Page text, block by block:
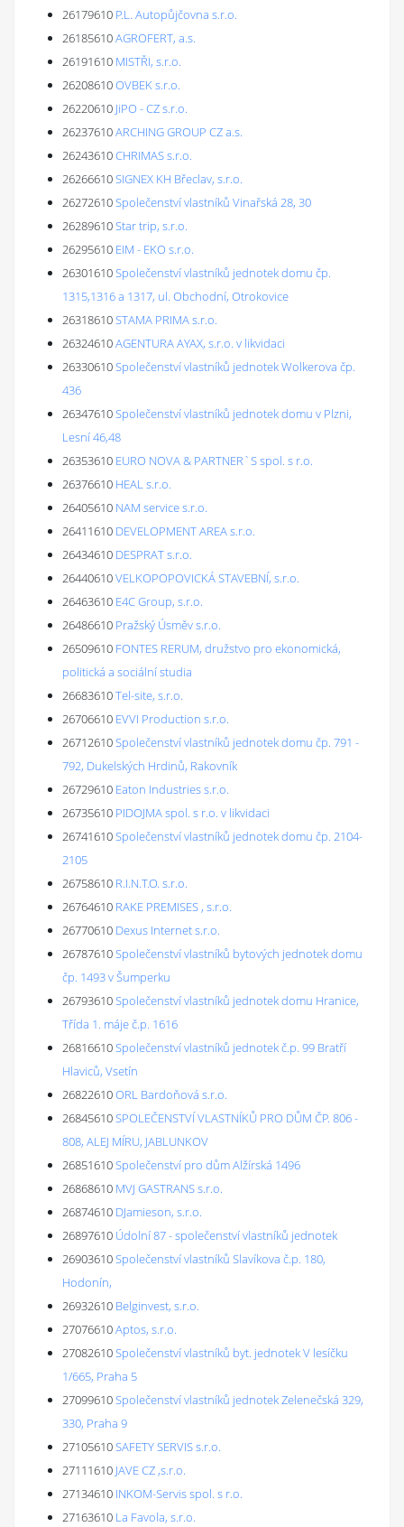
26179610 P.L. Autopůjčovna s.r.o.
26185610AGROFERT, a.s.
26191610 MISTŘI, s.r.o.
26208610OVBEK s.r.o.
26220610 JiPO - CZ s.r.o.
26237610ARCHING GROUP CZ a.s.
26243610CHRIMAS s.r.o.
26266610SIGNEX KH Břeclav, s.r.o.
26272610Společenství vlastníků Vinařská 28, 30
26289610Star trip, s.r.o.
26295610 EIM - EKO s.r.o.
26301610Společenství vlastníků jednotek domu čp.
1315,1316 a 1317, ul. Obchodní, Otrokovice
26318610STAMA PRIMA s.r.o.
26324610AGENTURA AYAX, s.r.o. v likvidaci
26330610Společenství vlastníků jednotek Wolkerova čp.
436
26347610Společenství vlastníků jednotek domu v Plzni,
Lesní 46,48
26353610 EURO NOVA & PARTNER`S spol. s r.o.
26376610 HEAL s.r.o.
26405610 NAM service s.r.o.
26411610 DEVELOPMENT AREA s.r.o.
26434610 DESPRAT s.r.o.
26440610VELKOPOPOVICKÁ STAVEBNÍ, s.r.o.
26463610 E4C Group, s.r.o.
26486610 Pražský Úsměv s.r.o.
26509610 FONTES RERUM, družstvo pro ekonomická,
politická a sociální studia
26683610Tel-site, s.r.o.
26706610 EVVI Production s.r.o.
26712610Společenství vlastníků jednotek domu čp. 791 -
792, Dukelských Hrdinů, Rakovník
26729610 Eaton Industries s.r.o.
26735610 PIDOJMA spol. s r.o. v likvidaci
26741610Společenství vlastníků jednotek domu čp. 2104-
2105
26758610 R.I.N.T.O. s.r.o.
26764610 RAKE PREMISES , s.r.o.
26770610 Dexus Internet s.r.o.
26787610Společenství vlastníků bytových jednotek domu
čp. 1493 v Šumperku
26793610Společenství vlastníků jednotek domu Hranice,
Třída 1. máje č.p. 1616
26816610Společenství vlastníků jednotek č.p. 99 Bratří
Hlaviců, Vsetín
26822610ORL Bardoňová s.r.o.
26845610SPOLEČENSTVÍ VLASTNÍKŮ PRO DŮM ČP. 806 -
808, ALEJ MÍRU, JABLUNKOV
26851610Společenství pro dům Alžírská 1496
26868610 MVJ GASTRANS s.r.o.
26874610 DJamieson, s.r.o.
26897610 Údolní 87 - společenství vlastníků jednotek
26903610Společenství vlastníků Slavíkova č.p. 180,
Hodonín,
26932610 Belginvest, s.r.o.
27076610Aptos, s.r.o.
27082610Společenství vlastníků byt. jednotek V lesíčku
1/665, Praha 5
27099610Společenství vlastníků jednotek Zelenečská 329,
330, Praha 9
27105610SAFETY SERVIS s.r.o.
27111610 JAVE CZ ,s.r.o.
27134610 INKOM-Servis spol. s r.o.
27163610 La Favola, s.r.o.